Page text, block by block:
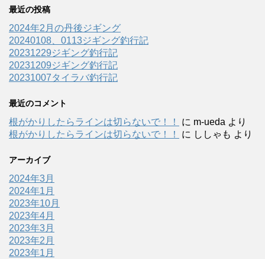
最近の投稿
2024年2月の丹後ジギング
20240108、0113ジギング釣行記
20231229ジギング釣行記
20231209ジギング釣行記
20231007タイラバ釣行記
最近のコメント
根がかりしたらラインは切らないで！！ に m-ueda より
根がかりしたらラインは切らないで！！
に ししゃも より
アーカイブ
2024年3月
2024年1月
2023年10月
2023年4月
2023年3月
2023年2月
2023年1月